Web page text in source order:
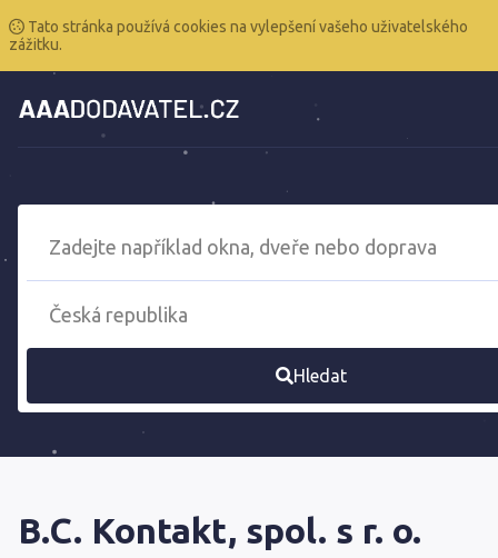
Tato stránka používá cookies na vylepšení vašeho uživatelského
zážitku.
Hledat
B.C. Kontakt, spol. s r. o.